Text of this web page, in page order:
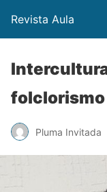
Revista Aula
folclorismo
Pluma Invitada